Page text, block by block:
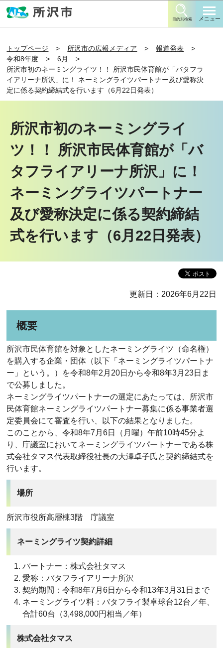
目的別検索 メニュー
トップページ 所沢市の広報メディア
報道発表
令和8年度
6月
所沢市初のネーミングライツ！！ 所沢市民体育館が「バタフラ
イアリーナ所沢」に！ ネーミングライツパートナー及び愛称決
定に係る契約締結式を行います（6月22日発表）
所沢市初のネーミングライ
ツ！！ 所沢市民体育館が「バ
タフライアリーナ所沢」に！
ネーミングライツパートナー
及び愛称決定に係る契約締結
式を行います（6月22日発表）
更新日：2026年6月22日
概要
所沢市民体育館を対象としたネーミングライツ（命名権）
を購入する企業・団体（以下「ネーミングライツパートナ
ー」という。）を令和8年2月20日から令和8年3月23日ま
で公募しました。
ネーミングライツパートナーの選定にあたっては、所沢市
民体育館ネーミングライツパートナー募集に係る事業者選
定委員会にて審査を行い、以下の結果となりました。
このことから、令和8年7月6日（月曜）午前10時45分よ
り、庁議室においてネーミングライツパートナーである株
式会社タマス代表取締役社長の大澤卓子氏と契約締結式を
行います。
場所
所沢市役所高層棟3階 庁議室
ネーミングライツ契約詳細
パートナー：株式会社タマス
愛称：バタフライアリーナ所沢
契約期間：令和8年7月6日から令和13年3月31日まで
ネーミングライツ料：バタフライ製卓球台12台／年、
合計60台（3,498,000円相当／年）
株式会社タマス